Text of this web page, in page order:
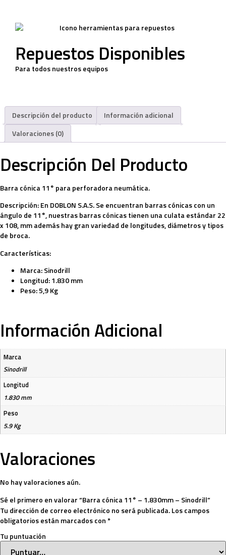
Repuestos Disponibles
Para todos nuestros equipos
Descripción del producto
Información adicional
Valoraciones (0)
Descripción Del Producto
Barra cónica 11° para perforadora neumática.
Descripción:En DOBLON S.A.S. Se encuentran barras cónicas con un
ángulo de 11°, nuestras barras cónicas tienen una culata estándar 22
x 108, mm además hay gran variedad de longitudes, diámetros y tipos
de broca.
Características:
Marca:Sinodrill
Longitud: 1.830 mm
Peso: 5,9 Kg
Información Adicional
Marca
Sinodrill
Longitud
1.830 mm
Peso
5.9 Kg
Valoraciones
No hay valoraciones aún.
Sé el primero en valorar “Barra cónica 11° – 1.830mm – Sinodrill”
Tu dirección de correo electrónico no será publicada.Los campos
obligatorios están marcados con*
Tu puntuación